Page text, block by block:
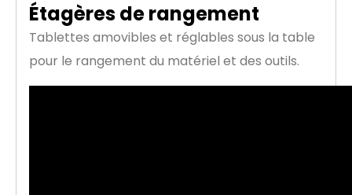
Étagères de rangement
Tablettes amovibles et réglables sous la table
pour le rangement du matériel et des outils.